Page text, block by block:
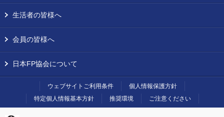
生活者の皆様へ
会員の皆様へ
日本FP協会について
ウェブサイトご利用条件
個人情報保護方針
特定個人情報基本方針
推奨環境 ご注意ください